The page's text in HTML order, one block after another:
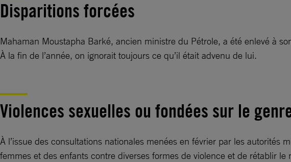
Disparitions forcées
Mahaman Moustapha Barké, ancien ministre du Pétrole, a été enlevé à
À la fin de l’année, on ignorait toujours ce qu’il était advenu de lui.
Violences sexuelles ou fondées sur le
À l’issue des consultations nationales menées en février par les
femmes et des enfants contre diverses formes de violence et de rétablir